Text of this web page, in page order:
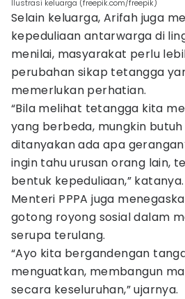
Ilustrasi keluarga (freepik.com/freepik)
Selain keluarga, Arifah juga
kepeduliaan antarwarga di
menilai, masyarakat perlu
perubahan sikap tetangga
memerlukan perhatian.
“Bila melihat tetangga kita
yang berbeda, mungkin
ditanyakan ada apa
ingin tahu urusan orang lain,
bentuk kepeduliaan,” katanya.
Menteri PPPA juga
gotong royong sosial dalam
serupa terulang.
“Ayo kita bergandengan
menguatkan, membangun
secara keseluruhan,” ujarnya.